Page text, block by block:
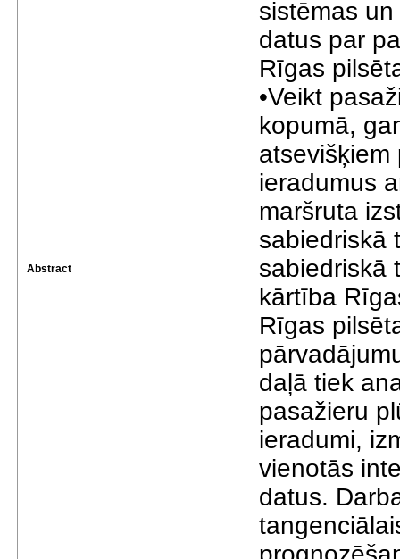
Abstract
sistēmas
datus par
Rīgas
•Veikt
kopumā,
atsevišķiem
ieradumus
maršruta
sabiedriskā
sabiedriskā
kārtība
Rīgas
daļā tiek
pasažieru
ieradumi,
vienotās
datus.